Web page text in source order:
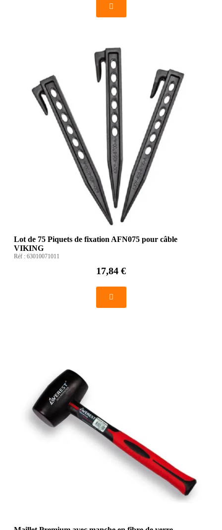
Lot de 75 Piquets de fixation AFN075 pour câble
VIKING
Réf : 63010071011
17,84 €